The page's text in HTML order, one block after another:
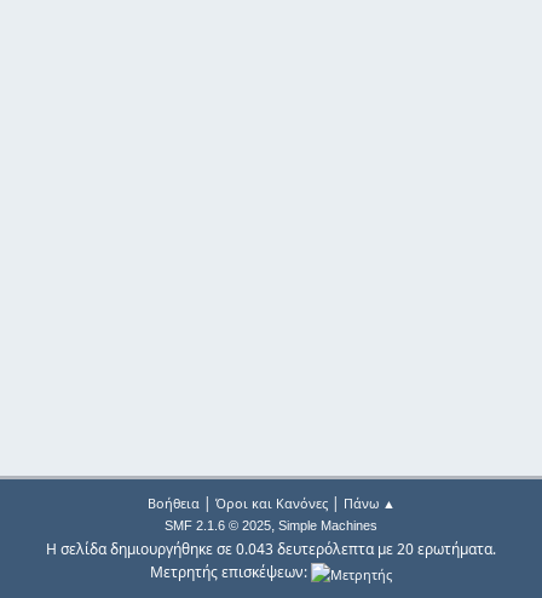
Βοήθεια| Όροι και Κανόνες| Πάνω ▲
SMF 2.1.6 © 2025, Simple Machines
Η σελίδα δημιουργήθηκε σε 0.043 δευτερόλεπτα με 20 ερωτήματα.
Μετρητής επισκέψεων: